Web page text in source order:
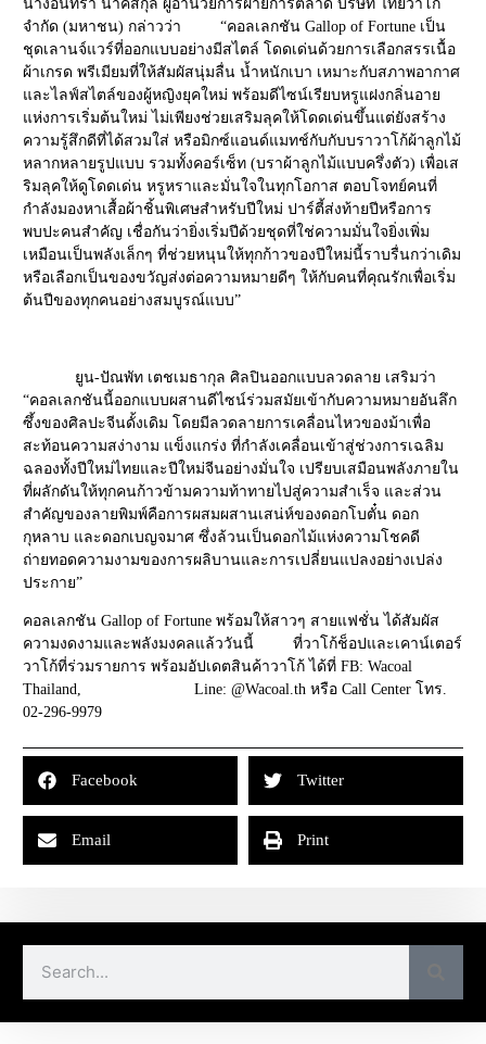
นางอินทิรา นาคสกุล ผู้อำนวยการฝ่ายการตลาด บริษัท ไทยวาโก้
จำกัด (มหาชน) กล่าวว่า “คอลเลกชัน Gallop of Fortune เป็น
ชุดเลานจ์แวร์ที่ออกแบบอย่างมีสไตล์ โดดเด่นด้วยการเลือกสรรเนื้อ
ผ้าเกรด พรีเมียมที่ให้สัมผัสนุ่มลื่น น้ำหนักเบา เหมาะกับสภาพอากาศ
และไลฟ์สไตล์ของผู้หญิงยุคใหม่ พร้อมดีไซน์เรียบหรูแฝงกลิ่นอาย
แห่งการเริ่มต้นใหม่ ไม่เพียงช่วยเสริมลุคให้โดดเด่นขึ้นแต่ยังสร้าง
ความรู้สึกดีที่ได้สวมใส่ หรือมิกซ์แอนด์แมทช์กับกับบราวาโก้ผ้าลูกไม้
หลากหลายรูปแบบ รวมทั้งคอร์เซ็ท (บราผ้าลูกไม้แบบครึ่งตัว) เพื่อเส
ริมลุคให้ดูโดดเด่น หรูหราและมั่นใจในทุกโอกาส ตอบโจทย์คนที่
กำลังมองหาเสื้อผ้าชิ้นพิเศษสำหรับปีใหม่ ปาร์ตี้ส่งท้ายปีหรือการ
พบปะคนสำคัญ เชื่อกันว่ายิ่งเริ่มปีด้วยชุดที่ใช่ความมั่นใจยิ่งเพิ่ม
เหมือนเป็นพลังเล็กๆ ที่ช่วยหนุนให้ทุกก้าวของปีใหม่นี้ราบรื่นกว่าเดิม
หรือเลือกเป็นของขวัญส่งต่อความหมายดีๆ ให้กับคนที่คุณรักเพื่อเริ่ม
ต้นปีของทุกคนอย่างสมบูรณ์แบบ”
ยูน-ปัณพัท เตชเมธากุล ศิลปินออกแบบลวดลาย เสริมว่า
“คอลเลกชันนี้ออกแบบผสานดีไซน์ร่วมสมัยเข้ากับความหมายอันลึก
ซึ้งของศิลปะจีนดั้งเดิม โดยมีลวดลายการเคลื่อนไหวของม้าเพื่อ
สะท้อนความสง่างาม แข็งแกร่ง ที่กำลังเคลื่อนเข้าสู่ช่วงการเฉลิม
ฉลองทั้งปีใหม่ไทยและปีใหม่จีนอย่างมั่นใจ เปรียบเสมือนพลังภายใน
ที่ผลักดันให้ทุกคนก้าวข้ามความท้าทายไปสู่ความสำเร็จ และส่วน
สำคัญของลายพิมพ์คือการผสมผสานเสน่ห์ของดอกโบตั๋น ดอก
กุหลาบ และดอกเบญจมาศ ซึ่งล้วนเป็นดอกไม้แห่งความโชคดี
ถ่ายทอดความงามของการผลิบานและการเปลี่ยนแปลงอย่างเปล่ง
ประกาย”
คอลเลกชัน Gallop of Fortune พร้อมให้สาวๆ สายแฟชั่น ได้สัมผัส
ความงดงามและพลังมงคลแล้ววันนี้ ที่วาโก้ช็อปและเคาน์เตอร์
วาโก้ที่ร่วมรายการ พร้อมอัปเดตสินค้าวาโก้ ได้ที่ FB: Wacoal
Thailand, Line: @Wacoal.th หรือ Call Center โทร.
02-296-9979
Facebook Twitter
Email Print